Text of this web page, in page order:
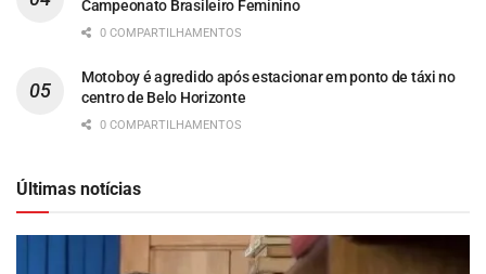
Campeonato Brasileiro Feminino
0 COMPARTILHAMENTOS
Motoboy é agredido após estacionar em ponto de táxi no
centro de Belo Horizonte
0 COMPARTILHAMENTOS
Últimas notícias